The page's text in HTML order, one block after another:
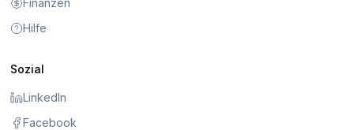
Hilfe
Sozial
LinkedIn
Facebook